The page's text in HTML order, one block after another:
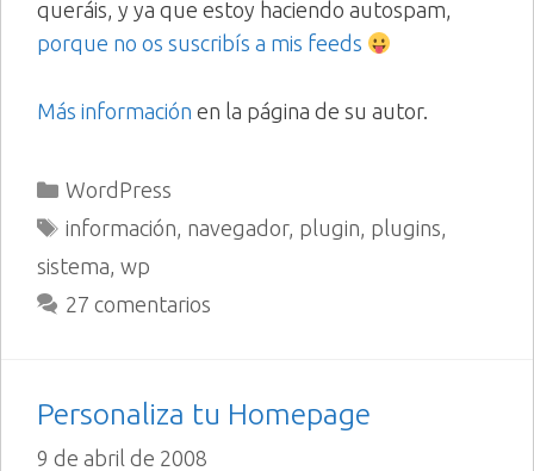
queráis, y ya que estoy haciendo autospam,
porque no os suscribís a mis feeds
Más información en la página de su autor.
Categorías
WordPress
Etiquetas
información, navegador, plugin, plugins,
sistema, wp
27 comentarios
Personaliza tu Homepage
9 de abril de 2008